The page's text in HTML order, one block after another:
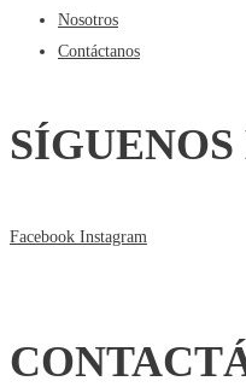
Nosotros
Contáctanos
SÍGUENOS
Facebook Instagram